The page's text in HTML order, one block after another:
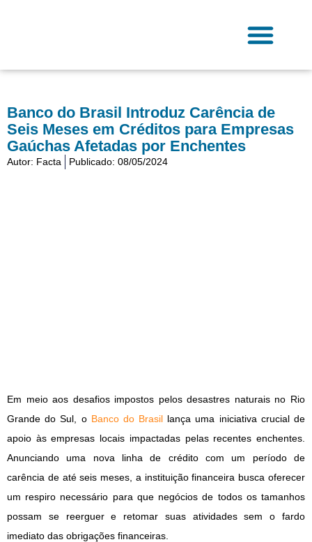
Banco do Brasil Introduz Carência de
Seis Meses em Créditos para Empresas
Gaúchas Afetadas por Enchentes
Autor: Facta Publicado: 08/05/2024
Em meio aos desafios impostos pelos desastres naturais no Rio
Grande do Sul, o Banco do Brasil lança uma iniciativa crucial de
apoio às empresas locais impactadas pelas recentes enchentes.
Anunciando uma nova linha de crédito com um período de
carência de até seis meses, a instituição financeira busca oferecer
um respiro necessário para que negócios de todos os tamanhos
possam se reerguer e retomar suas atividades sem o fardo
imediato das obrigações financeiras.